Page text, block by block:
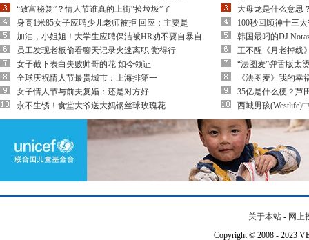
“致富秘笈”？情人节谁真的上街“捡垃圾”了
身高1米85女子应聘少儿老师被拒 回应：主要是
加油，小姐姐！大学生应聘保洁被HR劝不要自暴自
员工发现老板偷看聊天记录火速离职 觉得行
女子截下表白失败帅哥的花 如今领证
全球庆祝情人节最贵城市：上海排第一
女子情人节与前夫复婚：还是对方好
永不生锈！食堂大爷送大妈钢丝球玫瑰花
大母龙是什么意思
100秒回顾神十三
韩国最叼的DJ
王不醒《月老掉线
“法图麦”弹舌版太
《法图麦》我的
35亿是什么梗？芦
西城男孩(Westlife)
关于本站 - 网上
Copyright © 2008 - 2023